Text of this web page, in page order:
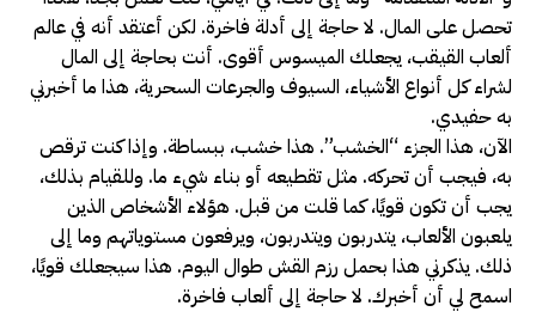
تحصل على المال. لا حاجة إلى أدلة فاخرة. لكن أعتقد أنه في عالم
ألعاب القيقب، يجعلك الميسوس أقوى. أنت بحاجة إلى المال
لشراء كل أنواع الأشياء، السيوف والجرعات السحرية، هذا ما أخبرني
به حفيدي.
الآن، هذا الجزء “الخشب”. هذا خشب، ببساطة. وإذا كنت ترقص
به، فيجب أن تحركه. مثل تقطيعه أو بناء شيء ما. وللقيام بذلك،
يجب أن تكون قويًا، كما قلت من قبل. هؤلاء الأشخاص الذين
يلعبون الألعاب، يتدربون ويتدربون، ويرفعون مستوياتهم وما إلى
ذلك. يذكرني هذا بحمل رزم القش طوال اليوم. هذا سيجعلك قويًا،
اسمح لي أن أخبرك. لا حاجة إلى ألعاب فاخرة.